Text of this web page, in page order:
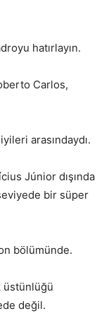
hatırlayın.
Carlos,
arasındaydı.
Júnior dışında
bir süper
bölümünde.
üstünlüğü
değil.